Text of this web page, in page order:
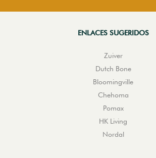
ENLACES SUGERIDOS
Zuiver
Dutch Bone
Bloomingville
Chehoma
Pomax
HK Living
Nordal